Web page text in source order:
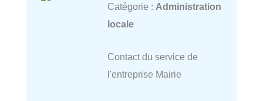
Catégorie : Administration
locale
Contact du service de
l'entreprise Mairie